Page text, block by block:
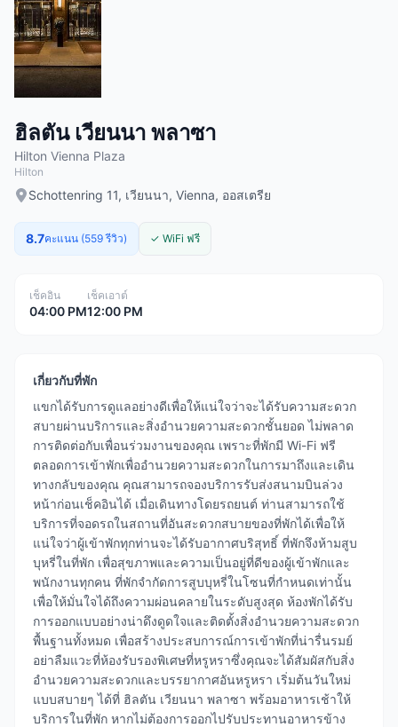
ฮิลตัน เวียนนา พลาซา
Hilton Vienna Plaza
Hilton
Schottenring 11, เวียนนา, Vienna, ออสเตรีย
8.7คะแนน (559 รีวิว) ✓ WiFi ฟรี
เช็คอิน
04:00 PM
เช็คเอาต์
12:00 PM
เกี่ยวกับที่พัก
แขกได้รับการดูแลอย่างดีเพื่อให้แน่ใจว่าจะได้รับความสะดวก
สบายผ่านบริการและสิ่งอำนวยความสะดวกชั้นยอด ไม่พลาด
การติดต่อกับเพื่อนร่วมงานของคุณ เพราะที่พักมี Wi-Fi ฟรี
ตลอดการเข้าพักเพื่ออำนวยความสะดวกในการมาถึงและเดิน
ทางกลับของคุณ คุณสามารถจองบริการรับส่งสนามบินล่วง
หน้าก่อนเช็คอินได้ เมื่อเดินทางโดยรถยนต์ ท่านสามารถใช้
บริการที่จอดรถในสถานที่อันสะดวกสบายของที่พักได้เพื่อให้
แน่ใจว่าผู้เข้าพักทุกท่านจะได้รับอากาศบริสุทธิ์ ที่พักจึงห้ามสูบ
บุหรี่ในที่พัก เพื่อสุขภาพและความเป็นอยู่ที่ดีของผู้เข้าพักและ
พนักงานทุกคน ที่พักจำกัดการสูบบุหรี่ในโซนที่กำหนดเท่านั้น
เพื่อให้มั่นใจได้ถึงความผ่อนคลายในระดับสูงสุด ห้องพักได้รับ
การออกแบบอย่างน่าดึงดูดใจและติดตั้งสิ่งอำนวยความสะดวก
พื้นฐานทั้งหมด เพื่อสร้างประสบการณ์การเข้าพักที่น่ารื่นรมย์
อย่าลืมแวะที่ห้องรับรองพิเศษที่หรูหราซึ่งคุณจะได้สัมผัสกับสิ่ง
อำนวยความสะดวกและบรรยากาศอันหรูหรา เริ่มต้นวันใหม่
แบบสบายๆ ได้ที่ ฮิลตัน เวียนนา พลาซา พร้อมอาหารเช้าให้
บริการในที่พัก หากไม่ต้องการออกไปรับประทานอาหารข้าง